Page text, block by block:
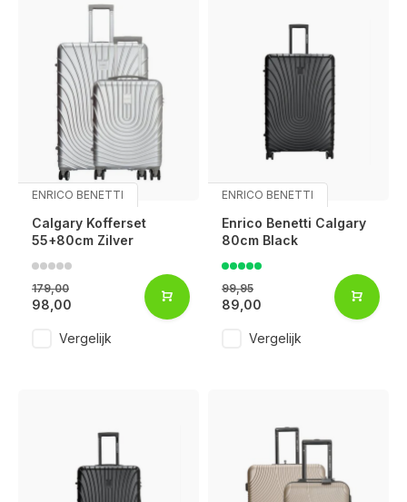
ENRICO BENETTI
Calgary Kofferset
55+80cm Zilver
179,00
98,00
Vergelijk
ENRICO BENETTI
Enrico Benetti Calgary
80cm Black
99,95
89,00
Vergelijk